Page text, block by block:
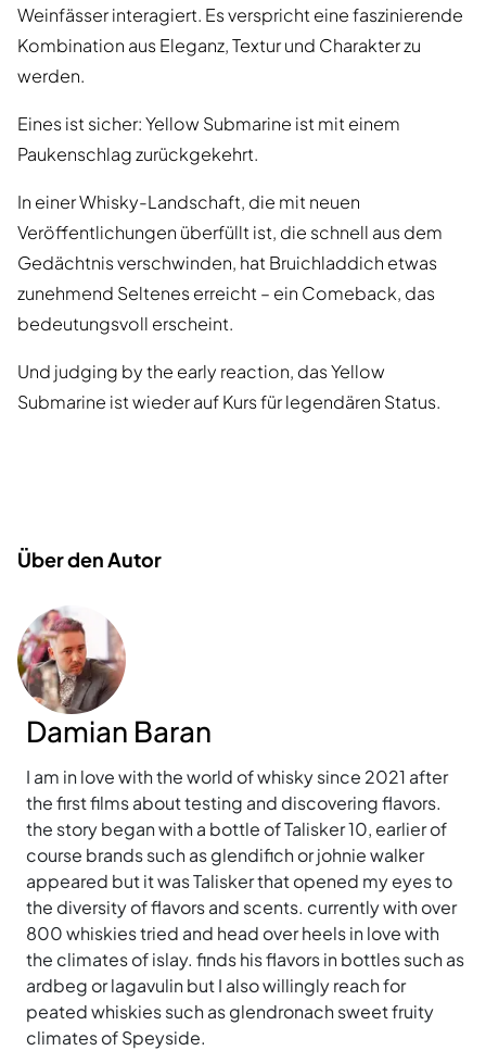
Weinfässer interagiert. Es verspricht eine faszinierende
Kombination aus Eleganz, Textur und Charakter zu
werden.
Eines ist sicher: Yellow Submarine ist mit einem
Paukenschlag zurückgekehrt.
In einer Whisky-Landschaft, die mit neuen
Veröffentlichungen überfüllt ist, die schnell aus dem
Gedächtnis verschwinden, hat Bruichladdich etwas
zunehmend Seltenes erreicht – ein Comeback, das
bedeutungsvoll erscheint.
Und judging by the early reaction, das Yellow
Submarine ist wieder auf Kurs für legendären Status.
Über den Autor
Damian Baran
I am in love with the world of whisky since 2021 after
the first films about testing and discovering flavors.
the story began with a bottle of Talisker 10, earlier of
course brands such as glendifich or johnie walker
appeared but it was Talisker that opened my eyes to
the diversity of flavors and scents. currently with over
800 whiskies tried and head over heels in love with
the climates of islay. finds his flavors in bottles such as
ardbeg or lagavulin but I also willingly reach for
peated whiskies such as glendronach sweet fruity
climates of Speyside.